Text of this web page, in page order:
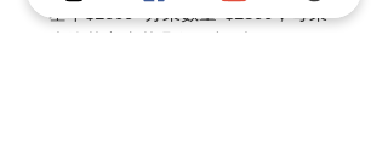
基本$1000+分束數量*$1300，每束